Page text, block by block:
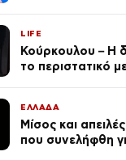
LIFE
Κούρκουλου – Η
το περιστατικό
πλουσιοκόριτσο»
ΕΛΛΑΔΑ
Μίσος και
που συνελήφθη